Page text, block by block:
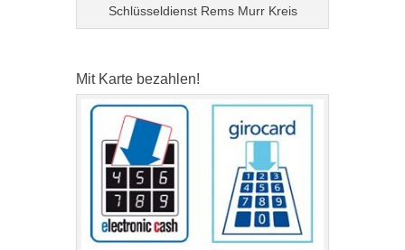
Schlüsseldienst Rems Murr Kreis
Mit Karte bezahlen!